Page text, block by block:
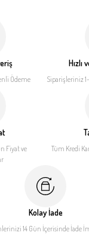
Ödeme
Hızlı
Siparişleriniz
Fiyatve
Tüm Kredi
Kolay İade
14 Gün İçerisinde İade